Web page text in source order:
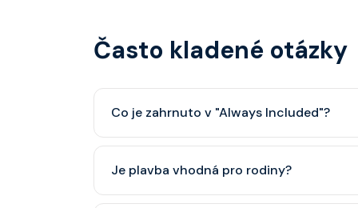
Často kladené otázky
Co je zahrnuto v "Always Included"?
Je plavba vhodná pro rodiny?